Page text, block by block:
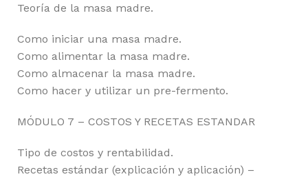
Teoría de la masa madre.
Como iniciar una masa madre.
Como alimentar la masa madre.
Como almacenar la masa madre.
Como hacer y utilizar un pre-fermento.
MÓDULO 7 – COSTOS Y RECETAS ESTANDAR
Tipo de costos y rentabilidad.
Recetas estándar (explicación y aplicación) –